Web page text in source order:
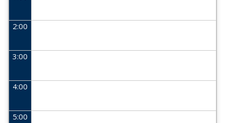
2:00
3:00
4:00
5:00